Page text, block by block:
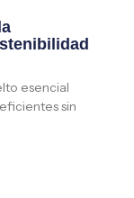
esencial
sin